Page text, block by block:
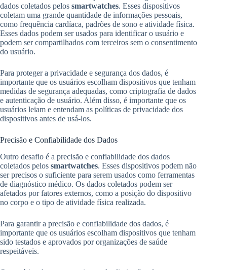
dados coletados pelos smartwatches. Esses dispositivos
coletam uma grande quantidade de informações pessoais,
como frequência cardíaca, padrões de sono e atividade física.
Esses dados podem ser usados para identificar o usuário e
podem ser compartilhados com terceiros sem o consentimento
do usuário.
Para proteger a privacidade e segurança dos dados, é
importante que os usuários escolham dispositivos que tenham
medidas de segurança adequadas, como criptografia de dados
e autenticação de usuário. Além disso, é importante que os
usuários leiam e entendam as políticas de privacidade dos
dispositivos antes de usá-los.
Precisão e Confiabilidade dos Dados
Outro desafio é a precisão e confiabilidade dos dados
coletados pelos smartwatches. Esses dispositivos podem não
ser precisos o suficiente para serem usados como ferramentas
de diagnóstico médico. Os dados coletados podem ser
afetados por fatores externos, como a posição do dispositivo
no corpo e o tipo de atividade física realizada.
Para garantir a precisão e confiabilidade dos dados, é
importante que os usuários escolham dispositivos que tenham
sido testados e aprovados por organizações de saúde
respeitáveis.